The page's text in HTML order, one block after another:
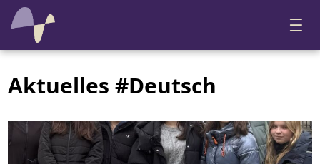
Aktuelles #Deutsch